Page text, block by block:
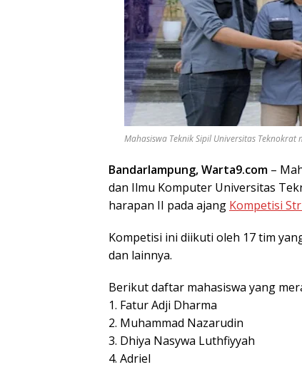
Mahasiswa Teknik Sipil Universitas
Bandarlampung, Warta9.com –
dan Ilmu Komputer Universitas
harapan II pada ajang Kompetisi
Kompetisi ini diikuti oleh 17 tim
dan lainnya.
Berikut daftar mahasiswa yang
1. Fatur Adji Dharma
2. Muhammad Nazarudin
3. Dhiya Nasywa Luthfiyyah
4. Adriel